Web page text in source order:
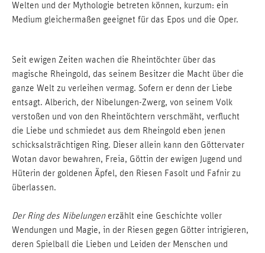
Welten und der Mythologie betreten können, kurzum: ein
Medium gleichermaßen geeignet für das Epos und die Oper.
Seit ewigen Zeiten wachen die Rheintöchter über das
magische Rheingold, das seinem Besitzer die Macht über die
ganze Welt zu verleihen vermag. Sofern er denn der Liebe
entsagt. Alberich, der Nibelungen-Zwerg, von seinem Volk
verstoßen und von den Rheintöchtern verschmäht, verflucht
die Liebe und schmiedet aus dem Rheingold eben jenen
schicksalsträchtigen Ring. Dieser allein kann den Göttervater
Wotan davor bewahren, Freia, Göttin der ewigen Jugend und
Hüterin der goldenen Äpfel, den Riesen Fasolt und Fafnir zu
überlassen.
Der Ring des Nibelungenerzählt eine Geschichte voller
Wendungen und Magie, in der Riesen gegen Götter intrigieren,
deren Spielball die Lieben und Leiden der Menschen und